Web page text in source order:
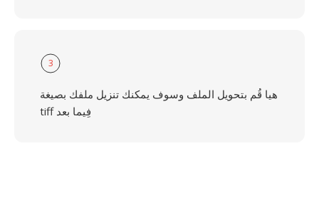
3
هيا قُم بتحويل الملف وسوف يمكنك تنزيل ملفك بصيغة
tiff فِيما بعد